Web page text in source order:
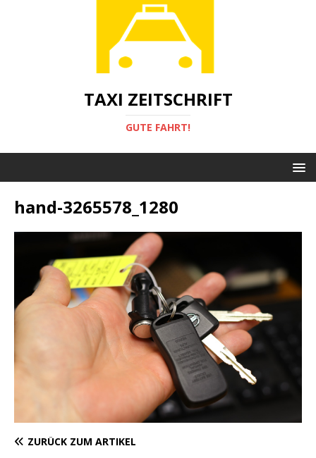
TAXI ZEITSCHRIFT
GUTE FAHRT!
hand-3265578_1280
ZURÜCK ZUM ARTIKEL